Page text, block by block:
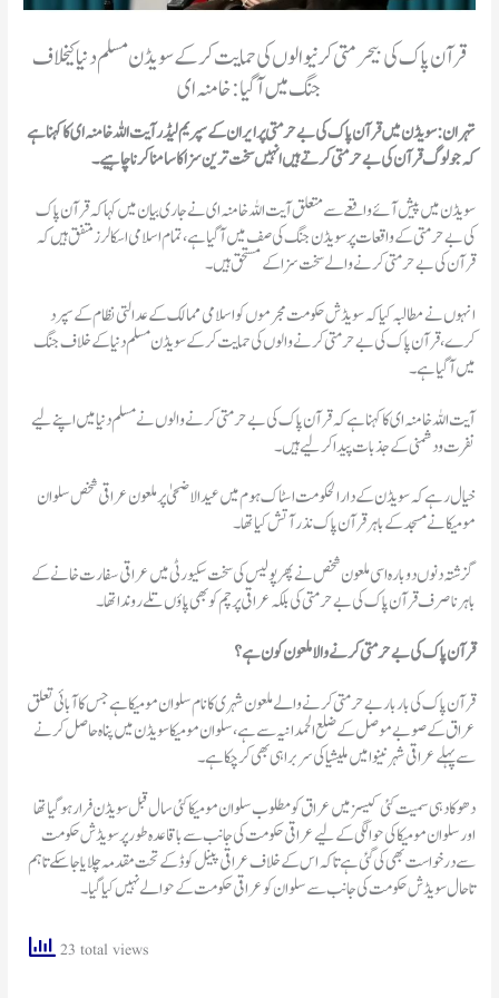
قرآن پاک کی بیحرمتی کرنیوالوں کی حمایت کر کے سویڈن مسلم دنیا کیخلاف
جنگ میں آگیا: خامنہ ای
تہران: سویڈن میں قرآن پاک کی بے حرمتی پر ایران کے سپریم لیڈر آیت اللہ خامنہ ای کا کہنا ہے
کہ جو لوگ قرآن کی بے حرمتی کرتے ہیں انہیں سخت ترین سزا کا سامنا کرنا چاہیے۔
سویڈن میں پیش آئے واقعے سے متعلق آیت اللہ خامنہ ای نے جاری بیان میں کہا کہ قرآن پاک
کی بےحرمتی کے واقعات پر سویڈن جنگ کی صف میں آگیا ہے، تمام اسلامی اسکالرز متفق ہیں کہ
قرآن کی بےحرمتی کرنے والے سخت سزا کے مستحق ہیں۔
انہوں نے مطالبہ کیا کہ سویڈش حکومت مجرموں کو اسلامی ممالک کے عدالتی نظام کے سپرد
کرے، قرآن پاک کی بےحرمتی کرنےوالوں کی حمایت کرکےسویڈن مسلم دنیا کے خلاف جنگ
میں آگیا ہے۔
آیت اللہ خامنہ ای کا کہنا ہے کہ قرآن پاک کی بےحرمتی کرنے والوں نےمسلم دنیا میں اپنے لیے
نفرت و دشمنی کے جذبات پیدا کرلیےہیں۔
خیال رہے کہ سویڈن کے دارالحکومت اسٹاک ہوم میں عید الاضحیٰ پر ملعون عراقی شخص سلوان
مومیکا نے مسجد کے باہر قرآن پاک نذرآتش کیا تھا۔
گزشتہ دنوں دوبارہ اسی ملعون شخص نے پھر پولیس کی سخت سکیورٹی میں عراقی سفارت خانے کے
باہر ناصرف قرآن پاک کی بے حرمتی کی بلکہ عراقی پرچم کو بھی پاؤں تلے روندا تھا۔
قرآن پاک کی بے حرمتی کرنے والا ملعون کون ہے؟
قرآن پاک کی بار بار بے حرمتی کرنے والے ملعون شہری کا نام سلوان مومیکا ہے جس کا آبائی تعلق
عراق کے صوبے موصل کے ضلع الحمدانیہ سے ہے، سلوان مومیکا سویڈن میں پناہ حاصل کرنے
سے پہلے عراقی شہر نینوا میں ملیشیا کی سربراہی بھی کر چکا ہے۔
دھوکا دہی سمیت کئی کیسز میں عراق کو مطلوب سلوان مومیکا کئی سال قبل سویڈن فرار ہو گیا تھا
اور سلوان مومیکا کی حوالگی کے لیے عراقی حکومت کی جانب سے باقاعدہ طور پر سویڈش حکومت
سے درخواست بھی کی گئی ہے تاکہ اس کے خلاف عراقی پینل کوڈ کے تحت مقدمہ چلایا جا سکے تاہم
تاحال سویڈش حکومت کی جانب سے سلوان کو عراقی حکومت کے حوالے نہیں کیا گیا۔
23 total views